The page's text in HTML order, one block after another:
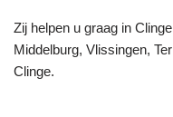
Zij helpen u graag in
Middelburg, Vlissingen,
Clinge.